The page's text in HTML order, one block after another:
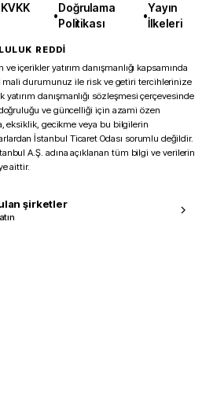
•
Doğrulama
Politikası
•
Yayın
İlkeleri
REDDİ
içerikler yatırım danışmanlığı kapsamında
mali durumunuz ile risk ve getiri tercihlerinize
danışmanlığı sözleşmesi çerçevesinde
ve güncelliği için azami özen
eksiklik, gecikme veya bu bilgilerin
İstanbul Ticaret Odası sorumlu değildir.
A.Ş. adına açıklanan tüm bilgi ve verilerin
aittir.
şirketler